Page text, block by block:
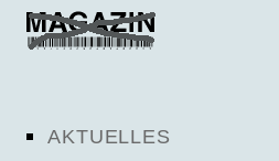
AKTUELLES